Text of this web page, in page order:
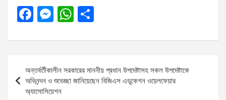
F
ce
b
o
o
M
se
n
g
er
W
at
A
ar
e
navigation
অন্তর্বর্তীকালীন সরকারের মাননীয় প্রধান উপদেষ্টাসহ সকল উপদেষ্টাকে
অভিনন্দন ও শুভেচ্ছা জানিয়েছেন বিজিএস এডুকেশন ওয়েলফেয়ার
অ্যাসোসিয়েশন